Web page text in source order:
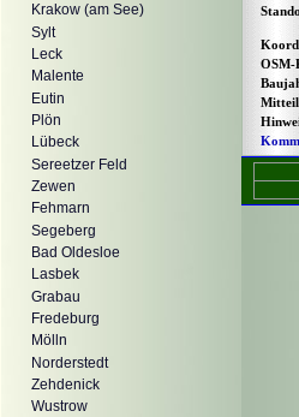
Krakow (am See)
Sylt
Leck
Malente
Eutin
Plön
Lübeck
Sereetzer Feld
Zewen
Fehmarn
Segeberg
Bad Oldesloe
Lasbek
Grabau
Fredeburg
Mölln
Norderstedt
Zehdenick
Wustrow
OSM-